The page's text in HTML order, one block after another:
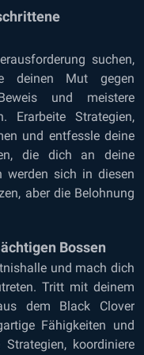
suchen,
deinen Mut gegen
und meistere
Erarbeite Strategien,
und entfessle deine
die dich an deine
werden sich in diesen
aber die Belohnung
Bossen
und mach dich
Tritt mit deinem
dem Black Clover
Fähigkeiten und
koordiniere